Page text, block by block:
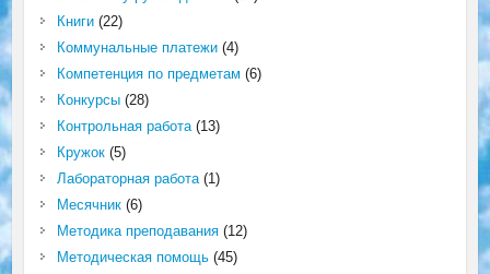
Книги(22)
Коммунальные платежи(4)
Компетенция по предметам (6)
Конкурсы(28)
Контрольная работа(13)
Кружок(5)
Лабораторная работа(1)
Месячник(6)
Методика преподавания(12)
Методическая помощь(45)